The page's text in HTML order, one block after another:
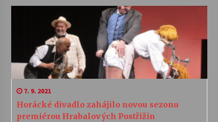
7. 9. 2021
Horácké divadlo zahájilo novou sezonu
premiérou Hrabalových Postřižin